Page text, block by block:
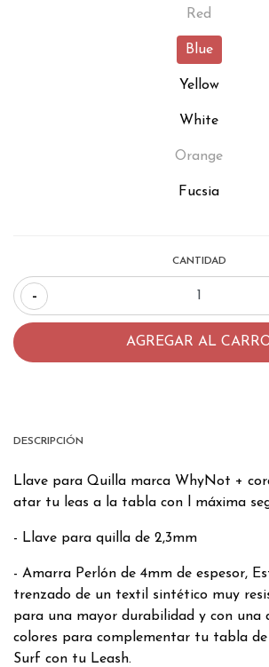
Red
Blue
Yellow
White
Orange
Fucsia
CANTIDAD
-
DESCRIPCIÓN
Llave para Quilla marca WhyNot +
atar tu leas a la tabla con l máxima
- Llave para quilla de 2,3mm
- Amarra Perlón de 4mm de espesor,
trenzado de un textil sintético muy
para una mayor durabilidad y con una
colores para complementar tu tabla
Surf con tu Leash.